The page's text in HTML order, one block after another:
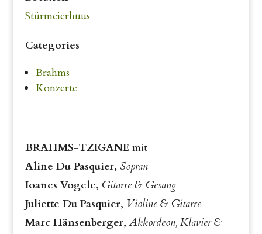
Stürmeierhuus
Categories
Brahms
Konzerte
BRAHMS-TZIGANE mit
Aline Du Pasquier, Sopran
Ioanes Vogele, Gitarre & Gesang
Juliette Du Pasquier, Violine & Gitarre
Marc Hänsenberger, Akkordeon, Klavier &